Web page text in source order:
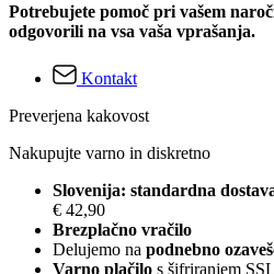
Potrebujete pomoč pri vašem
odgovorili na vsa vaša vprašanja.
Kontakt
Preverjena kakovost
Nakupujte varno in diskretno
Slovenija: standardna
€ 42,90
Brezplačno vračilo
Delujemo na podnebno
Varno plačilo s šifriranjem SSL